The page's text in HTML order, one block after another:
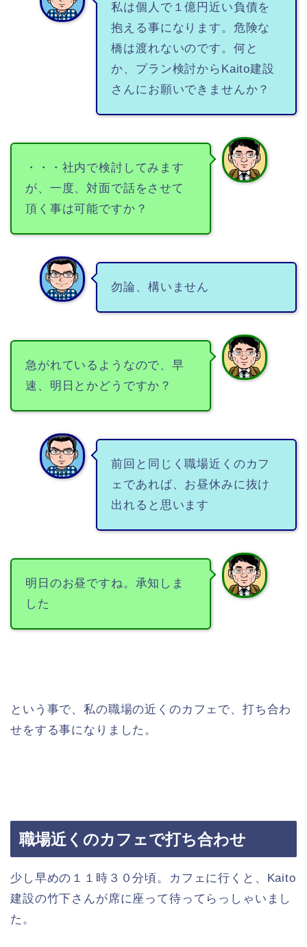
私は個人で１億円近い負債を
抱える事になります。危険な
橋は渡れないのです。何と
か、プラン検討からKaito建設
さんにお願いできませんか？
・・・社内で検討してみます
が、一度、対面で話をさせて
頂く事は可能ですか？
勿論、構いません
急がれているようなので、早
速、明日とかどうですか？
前回と同じく職場近くのカフ
ェであれば、お昼休みに抜け
出れると思います
明日のお昼ですね。承知しま
した
という事で、私の職場の近くのカフェで、打ち合わ
せをする事になりました。
職場近くのカフェで打ち合わせ
少し早めの１１時３０分頃。カフェに行くと、Kaito
建設の竹下さんが席に座って待ってらっしゃいまし
た。